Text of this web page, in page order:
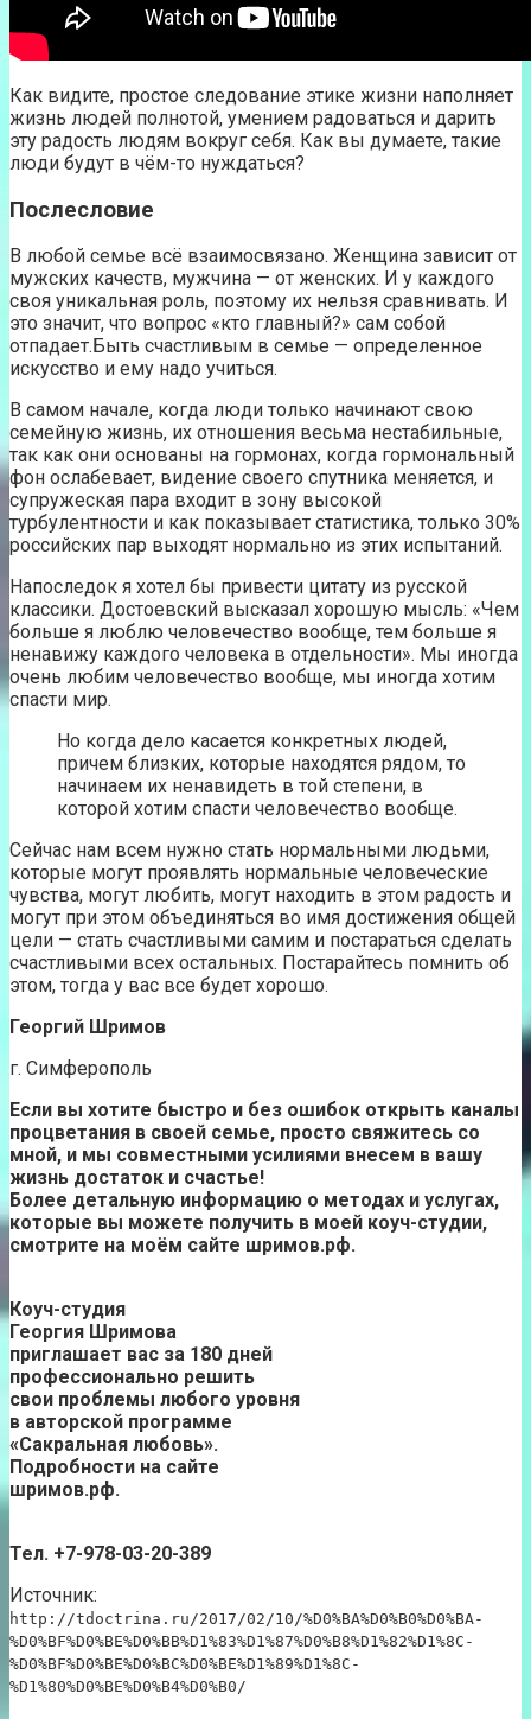
Как видите, простое следование этике жизни наполняет
жизнь людей полнотой, умением радоваться и дарить
эту радость людям вокруг себя. Как вы думаете, такие
люди будут в чём-то нуждаться?
Послесловие
В любой семье всё взаимосвязано. Женщина зависит от
мужских качеств, мужчина — от женских. И у каждого
своя уникальная роль, поэтому их нельзя сравнивать. И
это значит, что вопрос «кто главный?» сам собой
отпадает.Быть счастливым в семье — определенное
искусство и ему надо учиться.
В самом начале, когда люди только начинают свою
семейную жизнь, их отношения весьма нестабильные,
так как они основаны на гормонах, когда гормональный
фон ослабевает, видение своего спутника меняется, и
супружеская пара входит в зону высокой
турбулентности и как показывает статистика, только 30%
российских пар выходят нормально из этих испытаний.
Напоследок я хотел бы привести цитату из русской
классики. Достоевский высказал хорошую мысль: «Чем
больше я люблю человечество вообще, тем больше я
ненавижу каждого человека в отдельности». Мы иногда
очень любим человечество вообще, мы иногда хотим
спасти мир.
Но когда дело касается конкретных людей,
причем близких, которые находятся рядом, то
начинаем их ненавидеть в той степени, в
которой хотим спасти человечество вообще.
Сейчас нам всем нужно стать нормальными людьми,
которые могут проявлять нормальные человеческие
чувства, могут любить, могут находить в этом радость и
могут при этом объединяться во имя достижения общей
цели — стать счастливыми самим и постараться сделать
счастливыми всех остальных. Постарайтесь помнить об
этом, тогда у вас все будет хорошо.
Георгий Шримов
г. Симферополь
Если вы хотите быстро и без ошибок открыть каналы
процветания в своей семье, просто свяжитесь со
мной, и мы совместными усилиями внесем в вашу
жизнь достаток и счастье!
Более детальную информацию о методах и услугах,
которые вы можете получить в моей коуч-студии,
смотрите на моём сайте шримов.рф.
Коуч-студия
Георгия Шримова
приглашает вас за 180 дней
профессионально решить
свои проблемы любого уровня
в авторской программе
«Сакральная любовь».
Подробности на сайте
шримов.рф.
Тел. +7-978-03-20-389
Источник:
http://tdoctrina.ru/2017/02/10/%D0%BA%D0%B0%D0%BA-
%D0%BF%D0%BE%D0%BB%D1%83%D1%87%D0%B8%D1%82%D1%8C-
%D0%BF%D0%BE%D0%BC%D0%BE%D1%89%D1%8C-
%D1%80%D0%BE%D0%B4%D0%B0/